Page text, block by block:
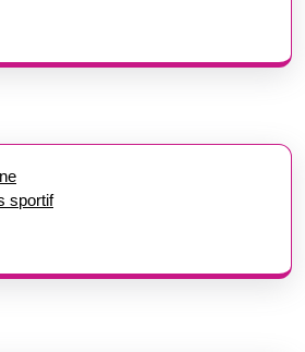
sportif